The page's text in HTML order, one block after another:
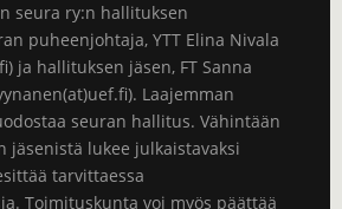
seura ry:n hallituksen
puheenjohtaja, YTT Elina Nivala
ja hallituksen jäsen, FT Sanna
Laajemman
seuran hallitus. Vähintään
jäsenistä lukee julkaistavaksi
tarvittaessa
Toimituskunta voi myös päättää